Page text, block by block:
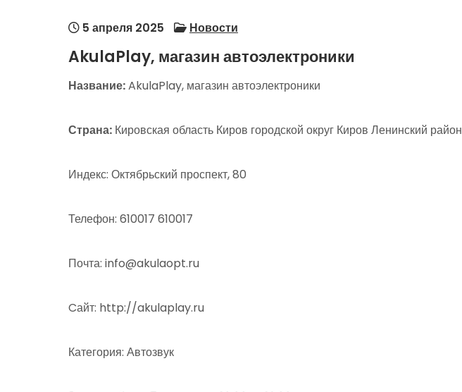
5 апреля 2025 Новости
AkulaPlay, магазин автоэлектроники
Название:AkulaPlay, магазин автоэлектроники
Страна: Кировская область Киров городской округ Киров Ленинский район
Индекс: Октябрьский проспект, 80
Телефон: 610017 610017
Почта: info@akulaopt.ru
Cайт: http://akulaplay.ru
Категория: Автозвук